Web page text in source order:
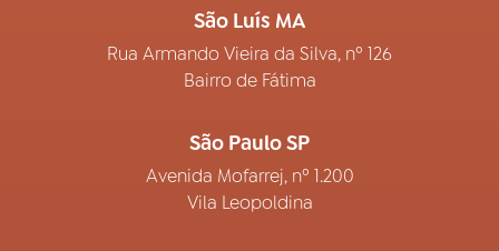
São Luís MA
Rua Armando Vieira da Silva, nº 126
Bairro de Fátima
São Paulo SP
Avenida Mofarrej, nº 1.200
Vila Leopoldina